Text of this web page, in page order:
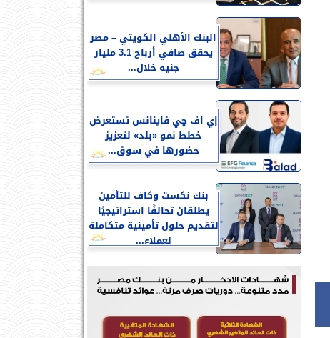
البنك الأهلي الكويتي – مصر
يحقق صافي أرباح 3.1 مليار
جنيه خلال...
إي اف چي فاينانس تستعرض
خطط نمو «بلد» لتعزيز
حضورها في سوق...
بنك نكست وكاف للتأمين
يطلقان تحالفًا استراتيجيًا
لتقديم حلول تأمينية متكاملة
لعملاء...